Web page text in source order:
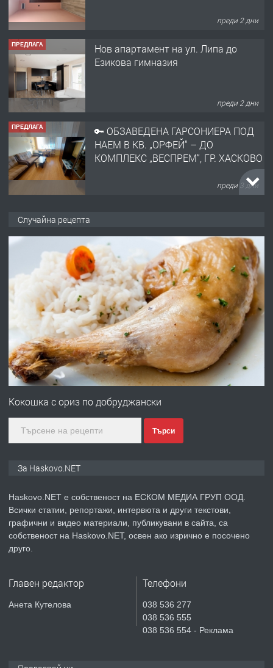
преди 2 дни
ПРЕДЛАГА
Нов апартамент на ул. Липа до
Езикова гимназия
преди 2 дни
ПРЕДЛАГА
🔑 ОБЗАВЕДЕНА ГАРСОНИЕРА ПОД
НАЕМ В КВ. „ОРФЕЙ“ – ДО
КОМПЛЕКС „ВЕСПРЕМ“, ГР. ХАСКОВО
преди 3 дни
АПАРТАМЕНТ В ЦЕНТЪРА НА ГР.
ХАСКОВО
преди 4 дни
ПРЕДЛАГА Давам гараж под наем
преди 4 дни
ПРЕДЛАГА
№4120 Магазин/Офис под наем в кв.
градската градина!
преди 5 дни
ПРЕДЛАГА
Продавам парцел в гр. Хасково кв.
СГЛОБЯВАНЕ НА МЕБЕЛИ.
Случайна рецепта
Кокошка с ориз по добруджански
Търси
За Haskovo.NET
Haskovo.NET е собственост на ЕСКОМ МЕДИА ГРУП ООД.
Всички статии, репортажи, интервюта и други текстови,
графични и видео материали, публикувани в сайта, са
собственост на Haskovo.NET, освен ако изрично е посочено
друго.
Главен редактор
Анета Кутелова
Телефони
038 536 277
038 536 555
038 536 554 - Реклама